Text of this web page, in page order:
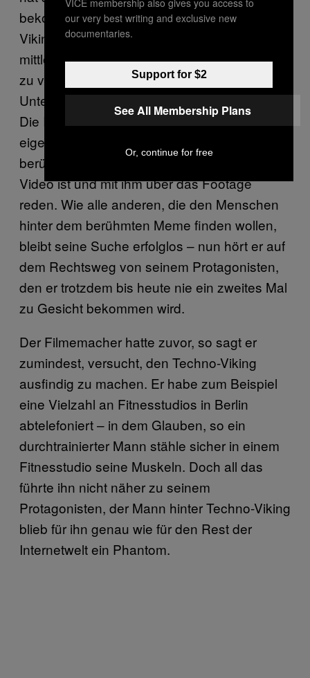
bekommt Post. Der Anwalt des Techno-
Vikings fordert den Filmemacher auf, das
mittlerweile weltbekannte Video nicht weiter
zu verbreiten und eine
Unterlassungserklärung zu unterschreiben.
Die Ironie an der Sache: Fritsch wollte
eigentlich selbst zu gerne wissen, wer der
berühmte Tänzer in seinem viral gewordenen
Video ist und mit ihm über das Footage
reden. Wie alle anderen, die den Menschen
hinter dem berühmten Meme finden wollen,
bleibt seine Suche erfolglos – nun hört er auf
dem Rechtsweg von seinem Protagonisten,
den er trotzdem bis heute nie ein zweites Mal
zu Gesicht bekommen wird.
Der Filmemacher hatte zuvor, so sagt er
zumindest, versucht, den Techno-Viking
ausfindig zu machen. Er habe zum Beispiel
eine Vielzahl an Fitnesstudios in Berlin
abtelefoniert – in dem Glauben, so ein
durchtrainierter Mann stähle sicher in einem
Fitnesstudio seine Muskeln. Doch all das
führte ihn nicht näher zu seinem
Protagonisten, der Mann hinter Techno-Viking
blieb für ihn genau wie für den Rest der
Internetwelt ein Phantom.
our very best writing and exclusive new
documentaries.
Support for $2
See All Membership Plans
Or, continue for free